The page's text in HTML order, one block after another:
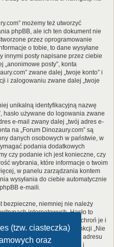
(tzw. ciasteczka)
oraz
możemy też utworzyć
phpBB, ale ich ten dokument nie
przez oprogramowanie
o tobie, to dane wysyłane
innymi posty napisane przez ciebie
„anonimowe posty”, konta
zwane dalej „twoje konto” i
i zalogowaniu zwane dalej „twoje
unikalną identyfikacyjną nazwę
hasło używane do logowania zwane
e-mail zwany dalej „twój adres e-
na „Forum Dinozaury.com” są
danych osobowych w państwie, w
podania dodatkowych
czy podanie ich jest konieczne, czy
wybrania, które informacje o twoim
w panelu zarządzania kontem
wysyłania do ciebie automatycznie
e-maili.
bezpieczne, niemniej nie należy
internetowych. Hasło to
Dinozaury.com”, więc chroń je i
. Jeśli je zapomnisz, użyj funkcji „Nie
podanie nazwy użytkownika i adresu
wygenerowane nowe hasło i